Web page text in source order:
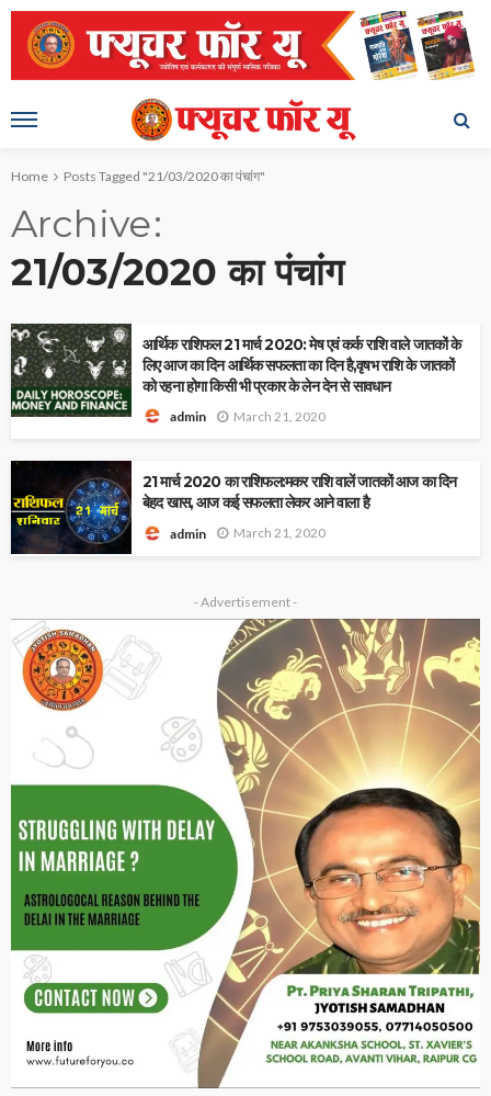
Home Posts Tagged "21/03/2020 का पंचांग"
Archive
21/03/2020 का पंचांग
आर्थिक राशिफल 21 मार्च 2020: मेष एवं कर्क राशि वाले जातकों के
लिए आज का दिन आर्थिक सफलता का दिन है,वृषभ राशि के जातकों
को रहना होगा किसी भी प्रकार के लेन देन से सावधान
admin March 21, 2020
21 मार्च 2020 का राशिफल:मकर राशि वालें जातकों आज का दिन
बेहद खास, आज कई सफलता लेकर आने वाला है
admin March 21, 2020
- Advertisement -